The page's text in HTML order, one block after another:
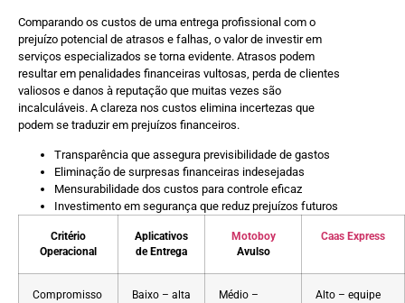
Comparando os custos de uma entrega profissional com o
prejuízo potencial de atrasos e falhas, o valor de investir em
serviços especializados se torna evidente. Atrasos podem
resultar em penalidades financeiras vultosas, perda de clientes
valiosos e danos à reputação que muitas vezes são
incalculáveis. A clareza nos custos elimina incertezas que
podem se traduzir em prejuízos financeiros.
Transparência que assegura previsibilidade de gastos
Eliminação de surpresas financeiras indesejadas
Mensurabilidade dos custos para controle eficaz
Investimento em segurança que reduz prejuízos futuros
Critério
Operacional
Aplicativos
de Entrega
Motoboy
Avulso
Caas Express
Compromisso
Baixo – alta
Médio –
Alto – equipe